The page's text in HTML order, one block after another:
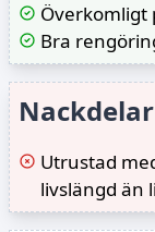
Överkomligt
Bra
Nackdelar
Utrustad
livslängd än